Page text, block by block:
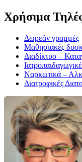
Χρήσιμα
Δωρεάν γραμμές
Μαθησιακές
Διαδίκτυο –
Ναρκωτικά –
Διατροφικές